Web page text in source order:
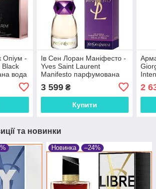
Опіум -
Black
вода
Ів Сен Лоран Маніфесто -
Yves Saint Laurent
Manifesto парфумована
3 599₴
Купити
2
та новинки
Новинка –24%